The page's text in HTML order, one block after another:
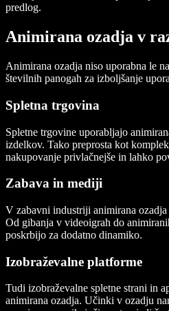
predlog.
Animirana ozadja v
Animirana ozadja niso uporabna le
številnih panogah za izboljšanje
Spletna trgovina
Spletne trgovine uporabljajo
izdelkov. Tako preprosta kot
nakupovanje privlačnejše in lahko
Zabava in mediji
V zabavni industriji animirana
Od gibanja v videoigrah do
poskrbijo za dodatno dinamiko.
Izobraževalne platforme
Tudi izobraževalne spletne strani in
animirana ozadja. Učinki v ozadju